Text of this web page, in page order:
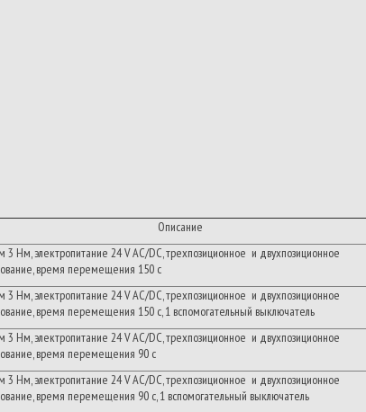
Описание
3 Нм,электропитание 24VAC/DC,трехпозиционное и двухпозиционное
,время перемещения 150 с
3 Нм,электропитание 24VAC/DC,трехпозиционное и двухпозиционное
,время перемещения 150 с, 1 вспомогательный выключатель
3 Нм,электропитание 24VAC/DC,трехпозиционное и двухпозиционное
,время перемещения 90 с
3 Нм,электропитание 24VAC/DC,трехпозиционное и двухпозиционное
,время перемещения 90 с, 1 вспомогательный выключатель